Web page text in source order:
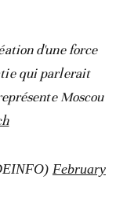
d'une force
qui parlerait
Moscou
February